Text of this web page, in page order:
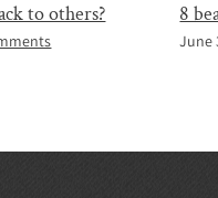
to others? 8
June